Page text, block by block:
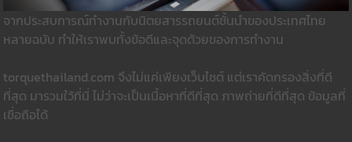
จากประสบการณ์ทำงานกับนิตยสารรถยนต์ชั้นนำของประเทศไทย
หลายฉบับ ทำให้เราพบทั้งข้อดีและจุดด้วยของการทำงาน
torquethailand.com จึงไม่แค่เพียงเว็บไซต์ แต่เราคัดกรองสิ่งที่ดี
ที่สุด มารวมใว้ที่นี่ ไม่ว่าจะเป็นเนื้อหาที่ดีที่สุด ภาพถ่ายที่ดีที่สุด ข้อมูลที่
เชื่อถือได้